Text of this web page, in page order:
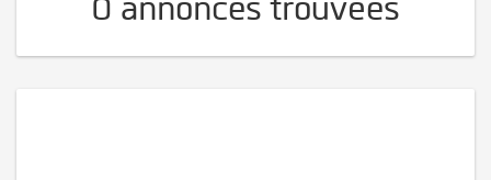
0 annonces trouvées